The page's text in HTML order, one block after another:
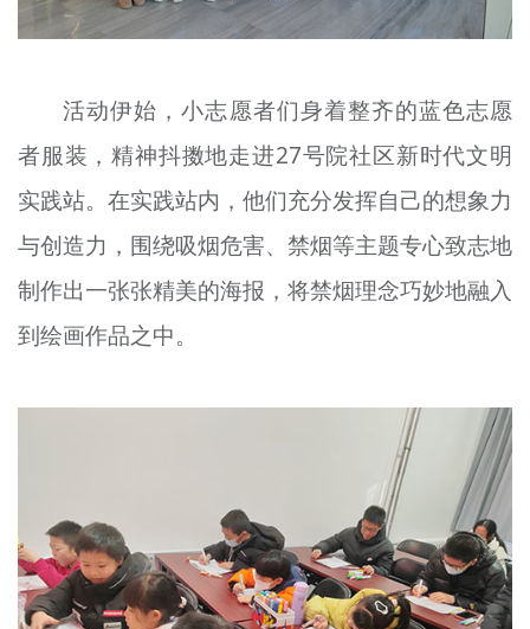
活动伊始，小志愿者们身着整齐的蓝色志愿
者服装，精神抖擞地走进27号院社区新时代文明
实践站。在实践站内，他们充分发挥自己的想象力
与创造力，围绕吸烟危害、禁烟等主题专心致志地
制作出一张张精美的海报，将禁烟理念巧妙地融入
到绘画作品之中。